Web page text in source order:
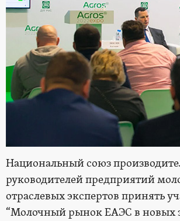
Национальный союз
руководителей предприятий
отраслевых экспертов принять
“Молочный рынок ЕАЭС в новых